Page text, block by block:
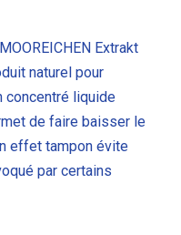
Extrakt
naturel pour
concentré liquide
de faire baisser le
effet tampon évite
par certains